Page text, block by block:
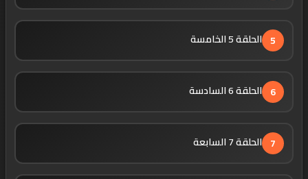
5 الحلقة 5 الخامسة
6 الحلقة 6 السادسة
7 الحلقة 7 السابعة